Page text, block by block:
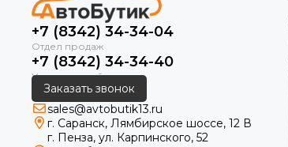
+7 (8342) 34-34-04
+7 (8342) 34-34-40
Заказать звонок
sales@avtobutik13.ru
г. Саранск, Лямбирское шоссе, 12 В
г. Пенза, ул. Карпинского, 52